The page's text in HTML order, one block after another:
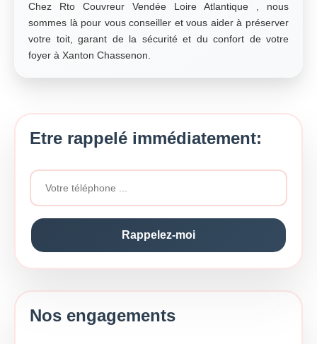
Chez Rto Couvreur Vendée Loire Atlantique , nous
sommes là pour vous conseiller et vous aider à préserver
votre toit, garant de la sécurité et du confort de votre
foyer à Xanton Chassenon.
Etre rappelé immédiatement:
Nos engagements